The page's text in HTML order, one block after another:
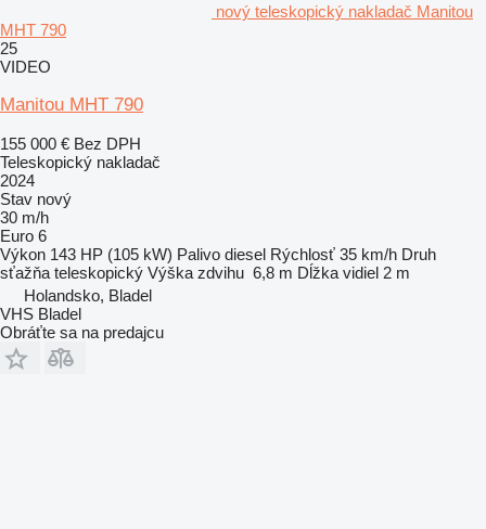
nový teleskopický nakladač Manitou
MHT 790
25
VIDEO
Manitou MHT 790
155 000 € Bez DPH
Teleskopický nakladač
2024
Stav nový
30 m/h
Euro 6
Výkon 143 HP (105 kW) Palivo diesel Rýchlosť 35 km/h Druh
sťažňa teleskopický Výška zdvihu 6,8 m Dĺžka vidiel 2 m
Holandsko, Bladel
VHS Bladel
Obráťte sa na predajcu